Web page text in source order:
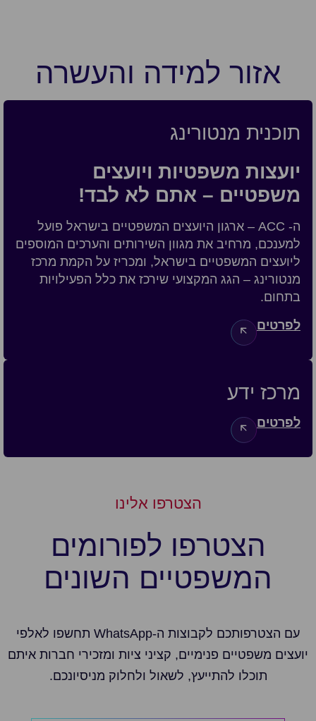
אזור למידה והעשרה
תוכנית מנטורינג
יועצות משפטיות ויועצים
משפטיים – אתם לא לבד!
ה- ACC – ארגון היועצים המשפטיים בישראל פועל
למענכם, מרחיב את מגוון השירותים והערכים המוספים
ליועצים המשפטיים בישראל, ומכריז על הקמת מרכז
מנטורינג – הגג המקצועי שירכז את כלל הפעילויות
בתחום.
לפרטים
מרכז ידע
לפרטים
הצטרפו אלינו
הצטרפו לפורומים
המשפטיים השונים
עם הצטרפותכם לקבוצות ה-WhatsApp תחשפו לאלפי
יועצים משפטיים פנימיים, קציני ציות ומזכירי חברות איתם
תוכלו להתייעץ, לשאול ולחלוק מניסיונכם.